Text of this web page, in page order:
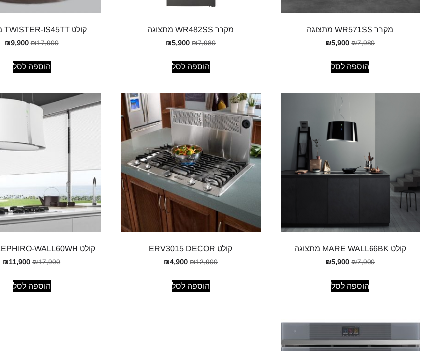
מקרר WR571SS מתצוגה
₪7,980
₪5,900
הוספה לסל
מקרר WR482SS מתצוגה
₪7,980
₪5,900
הוספה לסל
קולט TWISTER-IS45TT מתצוגה
₪17,900
₪9,900
הוספה לסל
קולט MARE WALL66BK מתצוגה
₪7,900
₪5,900
הוספה לסל
קולט ERV3015 DECOR
₪12,900
₪4,900
הוספה לסל
קולט ZEPHIRO-WALL60WH מתצוגה
₪17,900
₪11,900
הוספה לסל